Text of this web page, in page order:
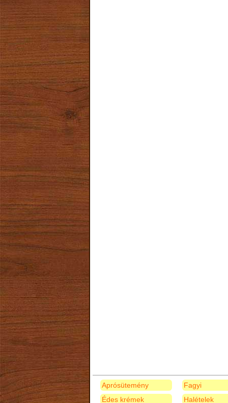
Aprósütemény
Édes krémek
Fagyi
Halételek